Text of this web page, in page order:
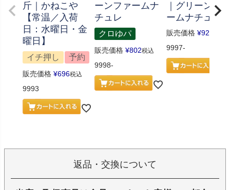
斤｜かねこや
【常温／入荷
日：水曜日・金
曜日】
イチ押し 予約
販売価格 ¥696税込
9993
ーンファームナ
チュレ
クロゆパ
販売価格 ¥802税込
9998-
｜グリーンフ
ームナチュレ
販売価格 ¥926
9997-
返品・交換について